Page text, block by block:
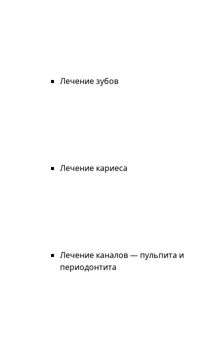
Лечение зубов
Лечение кариеса
Лечение каналов — пульпита и
периодонтита